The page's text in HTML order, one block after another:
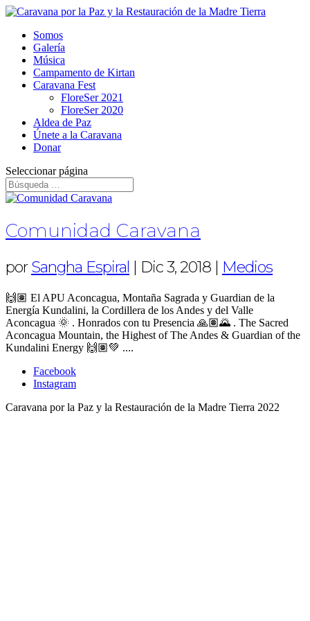
Somos
Galería
Música
Campamento de Kirtan
Caravana Fest
FloreSer 2021
FloreSer 2020
Aldea de Paz
Únete a la Caravana
Donar
Seleccionar página
Comunidad Caravana
porSangha Espiral | Dic 3, 2018 | Medios
🙌🏽 El APU Aconcagua, Montaña Sagrada y Guardian de la
Energía Kundalini, la Cordillera de los Andes y del Valle
Aconcagua 🌞 . Honrados con tu Presencia 🙏🏽🌄 . The Sacred
Aconcagua Mountain, the Highest of The Andes & Guardian of the
Kundalini Energy 🙌🏽💚 ....
Facebook
Instagram
Caravana por la Paz y la Restauración de la Madre Tierra 2022